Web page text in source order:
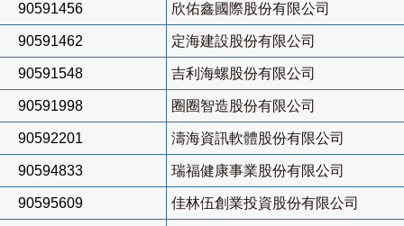
90591456 欣佑鑫國際股份有限公司
90591462 定海建設股份有限公司
90591548 吉利海螺股份有限公司
90591998 圈圈智造股份有限公司
90592201 濤海資訊軟體股份有限公司
90594833 瑞福健康事業股份有限公司
90595609 佳林伍創業投資股份有限公司